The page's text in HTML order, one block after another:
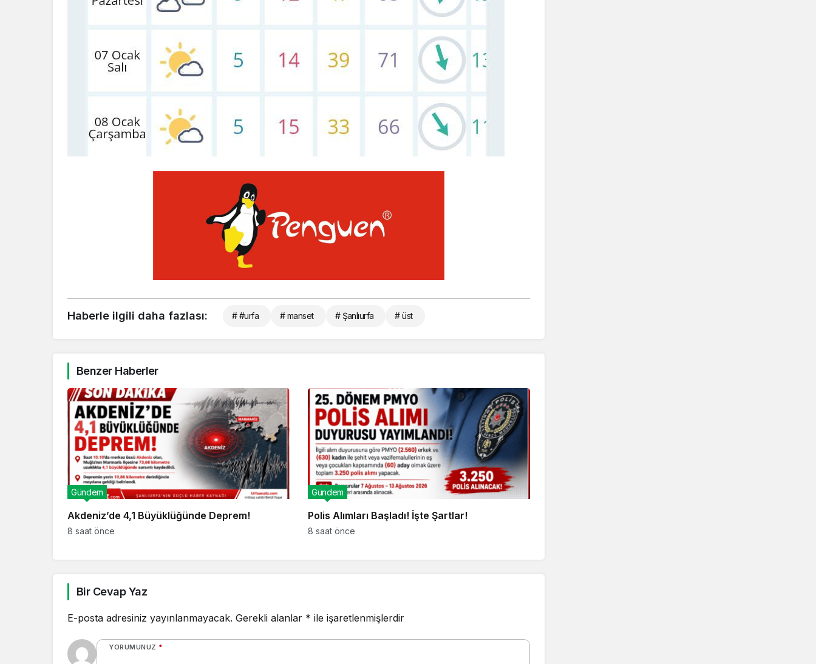
Haberle ilgili daha fazlası: # #urfa # manset # Şanlıurfa # üst
Benzer Haberler
Akdeniz’de 4,1 Büyüklüğünde Deprem!
Gündem
8 saat önce
Polis Alımları Başladı! İşte Şartlar!
Gündem
8 saat önce
Bir Cevap Yaz
E-posta adresiniz yayınlanmayacak. Gerekli alanlar * ile işaretlenmişlerdir
YORUMUNUZ *